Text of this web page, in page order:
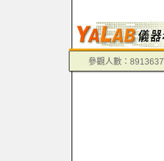
參觀人數：8913637